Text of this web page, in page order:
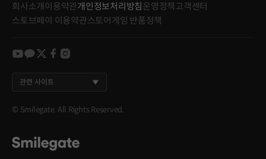
회사소개 이용약관개인정보처리방침 운영정책고객센터
스토브페이 이용약관스토어게임 반품정책
youtube
kakao
twitter
facebook
instagram
관련 사이트
© Smilegate. All Rights Reserved.